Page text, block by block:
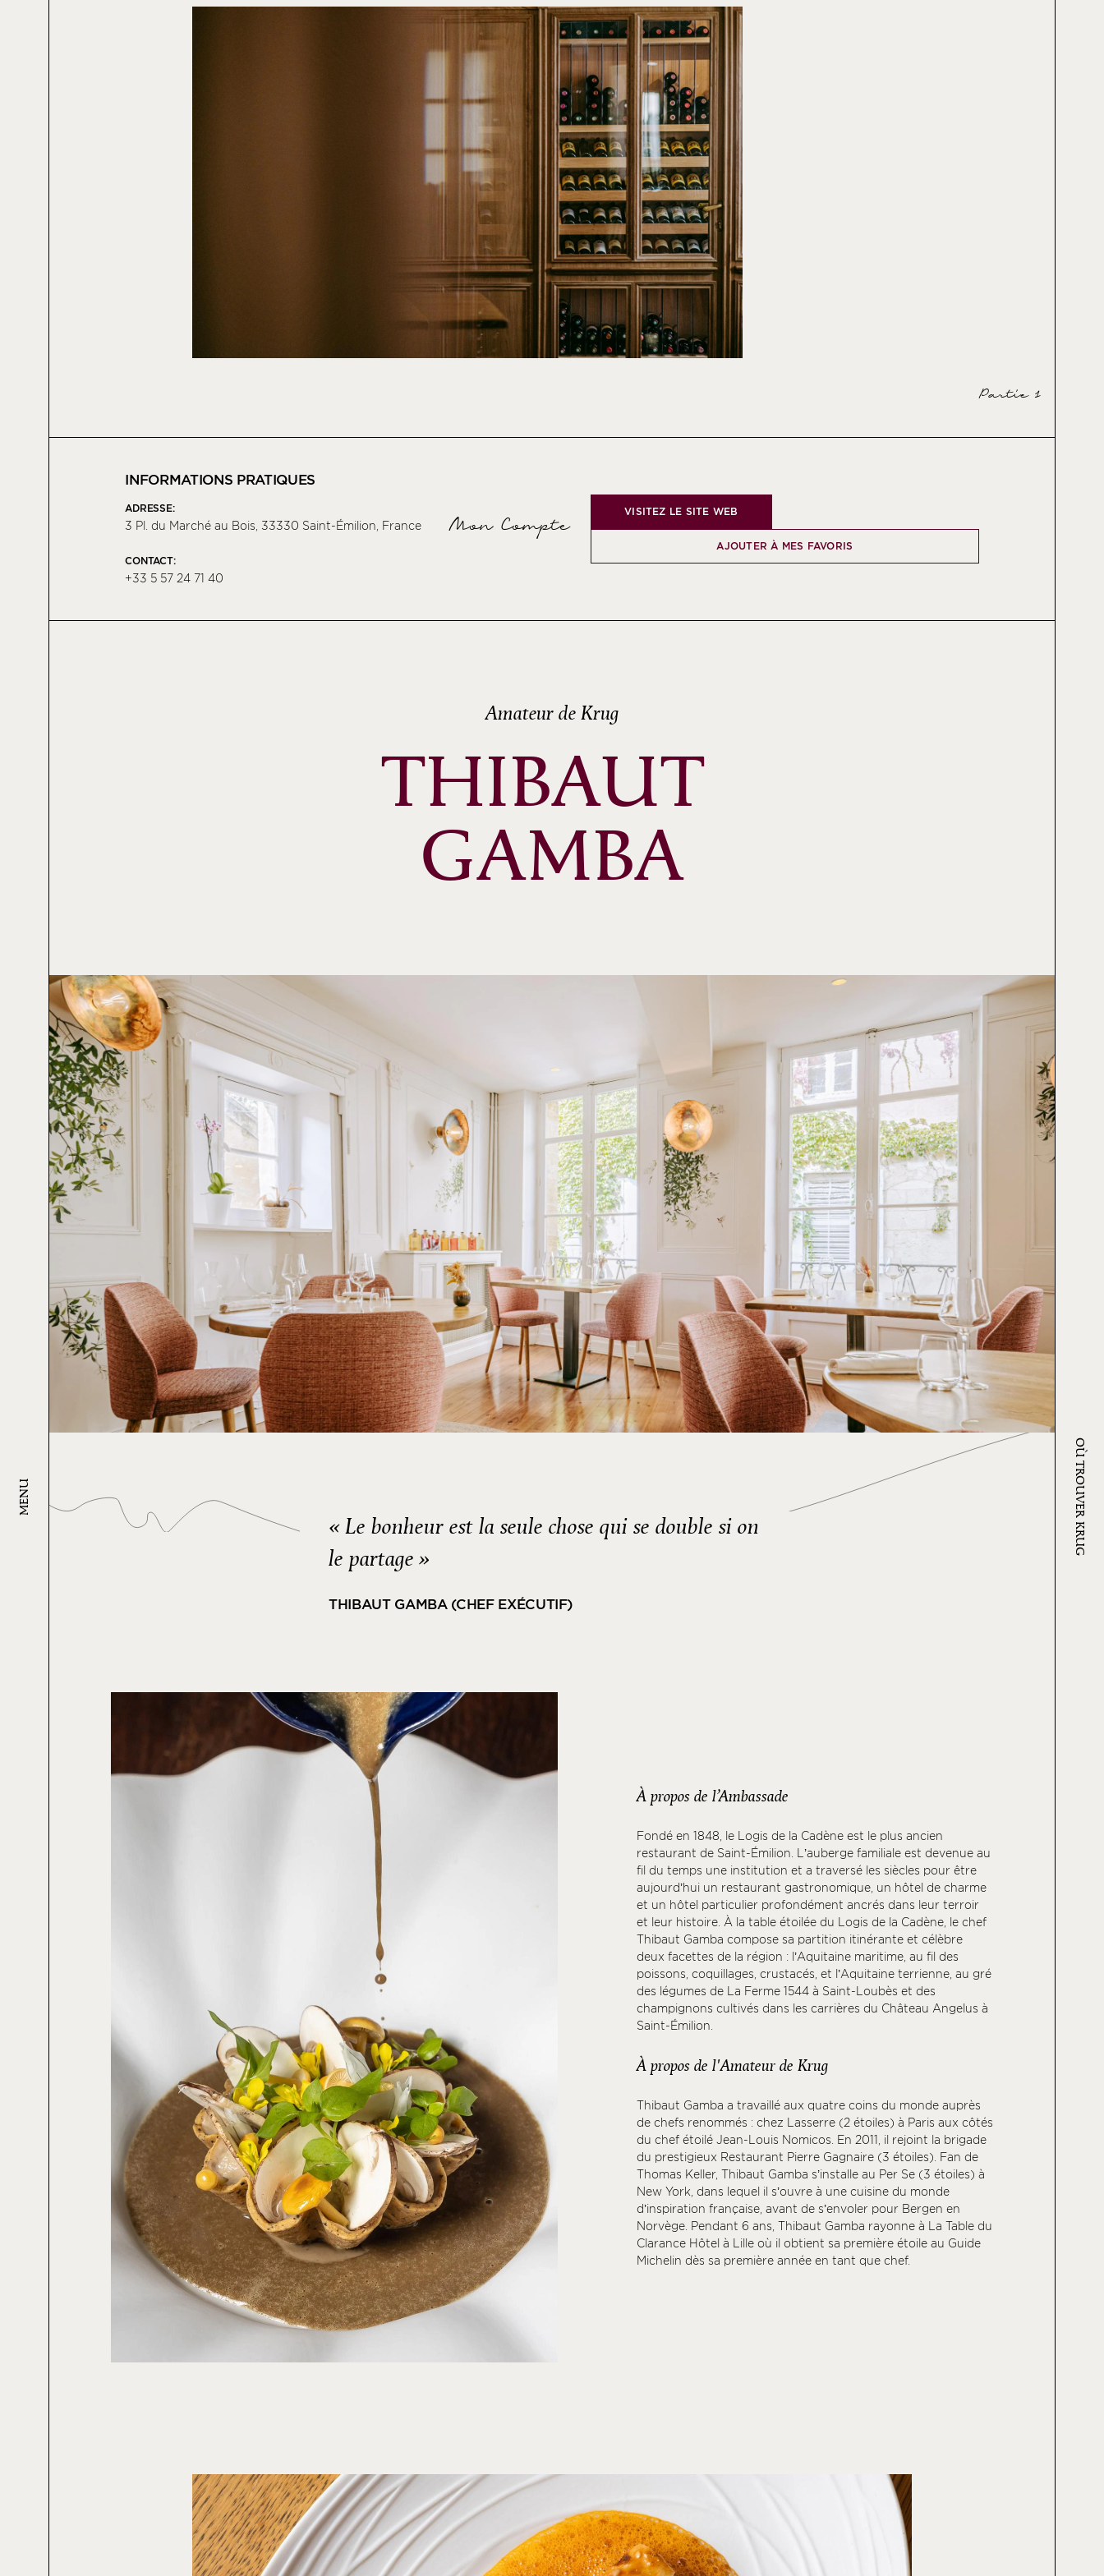
MENU OÙ TROUVER KRUG
Partie 1
INFORMATIONS PRATIQUES
ADRESSE:
3 Pl. du Marché au Bois, 33330 Saint-Émilion, France
CONTACT:
+33 5 57 24 71 40
Mon Compte
VISITEZ LE SITE WEB
AJOUTER À MES FAVORIS
Amateur de Krug
THIBAUT
GAMBA
« Le bonheur est la seule chose qui se double si on
le partage »
THIBAUT GAMBA (CHEF EXÉCUTIF)
À propos de l’Ambassade
Fondé en 1848, le Logis de la Cadène est le plus ancien
restaurant de Saint-Émilion. L’auberge familiale est devenue au
fil du temps une institution et a traversé les siècles pour être
aujourd’hui un restaurant gastronomique, un hôtel de charme
et un hôtel particulier profondément ancrés dans leur terroir
et leur histoire. À la table étoilée du Logis de la Cadène, le chef
Thibaut Gamba compose sa partition itinérante et célèbre
deux facettes de la région : l’Aquitaine maritime, au fil des
poissons, coquillages, crustacés, et l’Aquitaine terrienne, au gré
des légumes de La Ferme 1544 à Saint-Loubès et des
champignons cultivés dans les carrières du Château Angelus à
Saint-Émilion.
À propos de l'Amateur de Krug
Thibaut Gamba a travaillé aux quatre coins du monde auprès
de chefs renommés : chez Lasserre (2 étoiles) à Paris aux côtés
du chef étoilé Jean-Louis Nomicos. En 2011, il rejoint la brigade
du prestigieux Restaurant Pierre Gagnaire (3 étoiles). Fan de
Thomas Keller, Thibaut Gamba s’installe au Per Se (3 étoiles) à
New York, dans lequel il s’ouvre à une cuisine du monde
d’inspiration française, avant de s’envoler pour Bergen en
Norvège. Pendant 6 ans, Thibaut Gamba rayonne à La Table du
Clarance Hôtel à Lille où il obtient sa première étoile au Guide
Michelin dès sa première année en tant que chef.